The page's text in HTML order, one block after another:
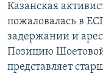
Казанская
пожаловалась в
задержании и
Позицию
представляет